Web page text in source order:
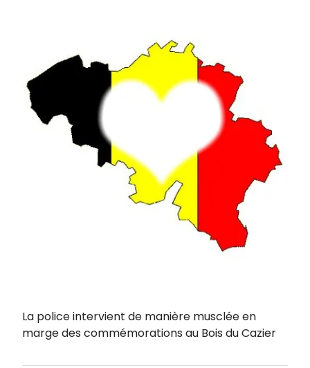
La police intervient de manière musclée en
marge des commémorations au Bois du Cazier